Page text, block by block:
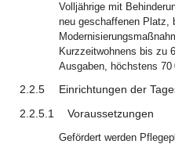
Volljährige mit
neu geschaffenen Platz,
Kurzzeitwohnens bis zu
Ausgaben, höchstens
2.2.5
Einrichtungen der
2.2.5.1
Voraussetzungen
Gefördert werden